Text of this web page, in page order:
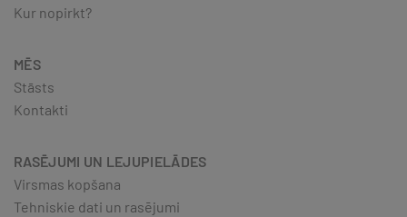
Kur nopirkt?
MĒS
Stāsts
Kontakti
RASĒJUMI UN LEJUPIELĀDES
Virsmas kopšana
Tehniskie dati un rasējumi